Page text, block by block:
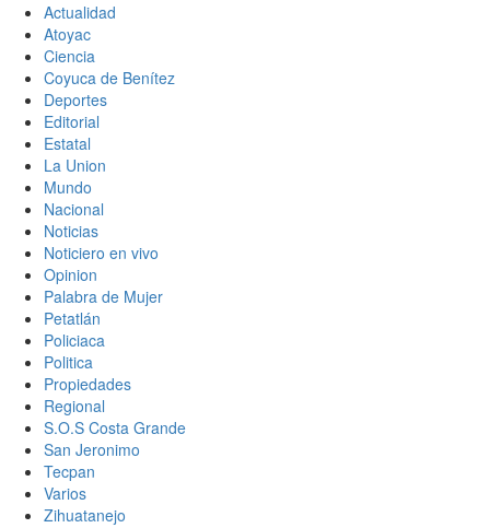
Actualidad
Atoyac
Ciencia
Coyuca de Benítez
Deportes
Editorial
Estatal
La Union
Mundo
Nacional
Noticias
Noticiero en vivo
Opinion
Palabra de Mujer
Petatlán
Policiaca
Politica
Propiedades
Regional
S.O.S Costa Grande
San Jeronimo
Tecpan
Varios
Zihuatanejo